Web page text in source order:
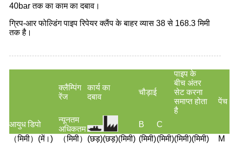
40bar तक का काम का दबाव।
ग्रिप-आर फोल्डिंग पाइप रिपेयर क्लैंप के बाहर व्यास 38 से 168.3 मिमी
तक है।
क्लैम्पिंग
रेंज
कार्य का
दबाव
चौड़ाई
पाइप के
बीच अंतर
सेट करना
समाप्त होता
है
पेंच
आयुध डिपो
न्यूनतम
अधिकतम
B
C
（मिमी） (में।) （मिमी） (छड़)(छड़)(मिमी) (मिमी)(मिमी)(मिमी)(मिमी)
M